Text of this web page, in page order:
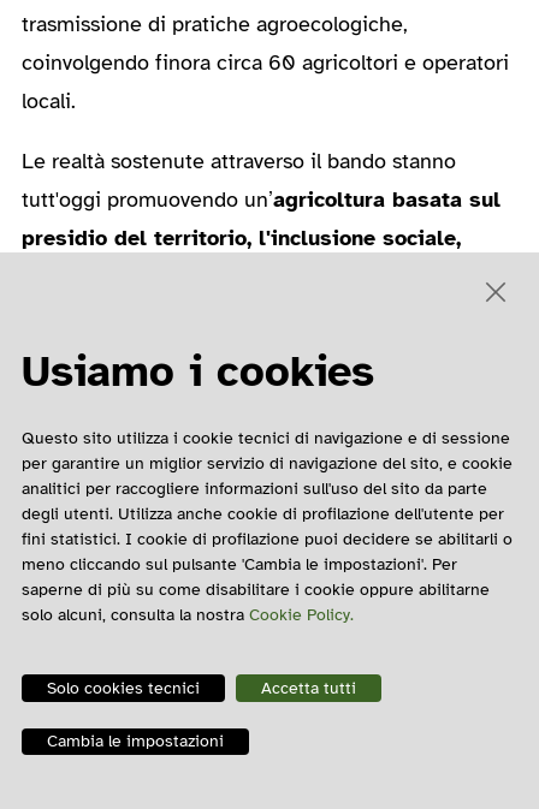
trasmissione di pratiche agroecologiche,
coinvolgendo finora circa 60 agricoltori e operatori
locali.
Le realtà sostenute attraverso il bando stanno
tutt'oggi promuovendo un’agricoltura basata sul
presidio del territorio, l'inclusione sociale,
progetti, l’agricoltura non solo garantisce prodotti
più sani e più giusti, ma diventa anche uno
strumento di coesione sociale e sviluppo
sostenibile per le comunità rurali.
Progetti sostenuti da Ruralis
Usiamo i cookies
Questo sito utilizza i cookie tecnici di navigazione e di sessione
per garantire un miglior servizio di navigazione del sito, e cookie
analitici per raccogliere informazioni sull'uso del sito da parte
degli utenti. Utilizza anche cookie di profilazione dell'utente per
fini statistici. I cookie di profilazione puoi decidere se abilitarli o
meno cliccando sul pulsante 'Cambia le impostazioni'. Per
saperne di più su come disabilitare i cookie oppure abilitarne
solo alcuni, consulta la nostra Cookie Policy.
Solo cookies tecnici Accetta tutti
Cambia le impostazioni